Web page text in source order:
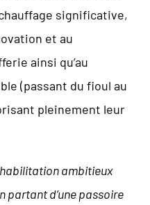
significative,
et au
ainsi qu’au
(passant du fioul au
pleinement leur
ambitieux
partant d’une passoire